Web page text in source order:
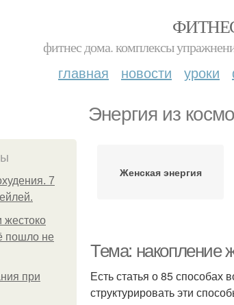
фитнес дома. комплексы
главная новости уроки
Энергия из
7
жестоко
пошло не
при
Женская энергия
Тема: накопление
Есть статья о 85 способах
структурировать эти